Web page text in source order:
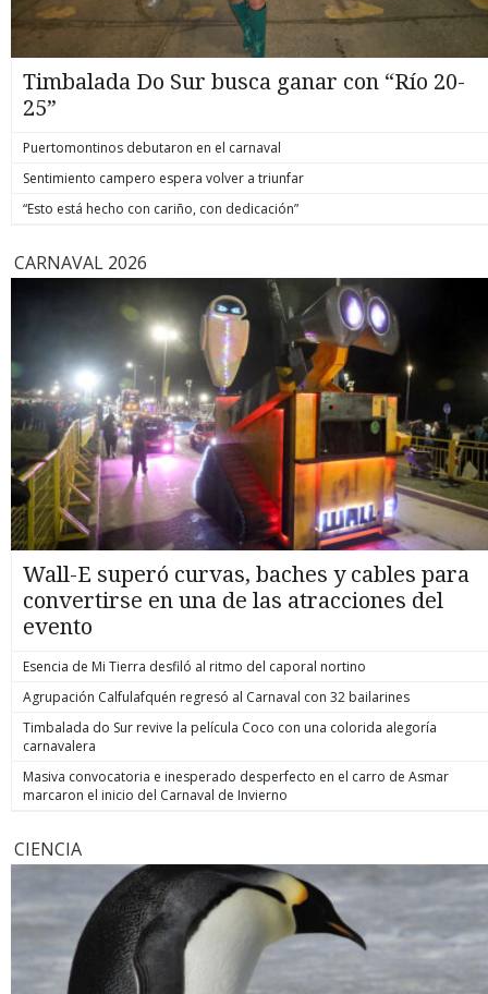
Timbalada Do Sur busca ganar con “Río 20-
25”
Puertomontinos debutaron en el carnaval
Sentimiento campero espera volver a triunfar
“Esto está hecho con cariño, con dedicación”
CARNAVAL 2026
Wall-E superó curvas, baches y cables para
convertirse en una de las atracciones del
evento
Esencia de Mi Tierra desfiló al ritmo del caporal nortino
Agrupación Calfulafquén regresó al Carnaval con 32 bailarines
Timbalada do Sur revive la película Coco con una colorida alegoría
carnavalera
Masiva convocatoria e inesperado desperfecto en el carro de Asmar
marcaron el inicio del Carnaval de Invierno
CIENCIA